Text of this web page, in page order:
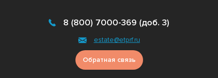
8 (800) 7000-369 (доб. 3)
estate@etprf.ru
Обратная связь